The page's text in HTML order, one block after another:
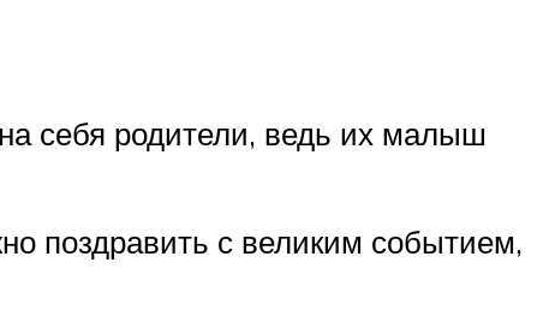
себя родители, ведь их малыш
поздравить с великим событием,